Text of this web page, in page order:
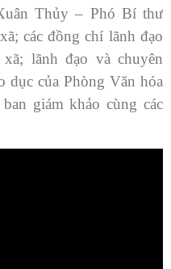
Thủy – Phó Bí thư
các đồng chí lãnh đạo
lãnh đạo và chuyên
dục của Phòng Văn hóa
giám khảo cùng các